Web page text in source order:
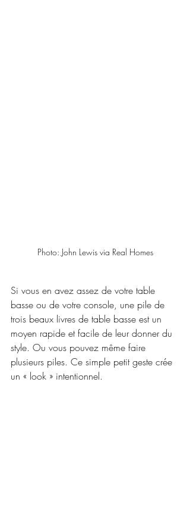
Photo: John Lewis via Real Homes
Si vous en avez assez de votre table
basse ou de votre console, une pile de
trois beaux livres de table basse est un
moyen rapide et facile de leur donner du
style. Ou vous pouvez même faire
plusieurs piles. Ce simple petit geste crée
un « look » intentionnel.